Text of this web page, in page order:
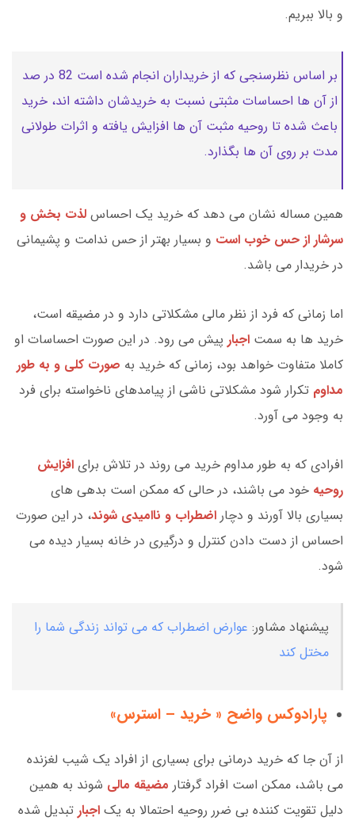
و بالا ببریم.
بر اساس نظرسنجی که از خریداران انجام شده است 82 در صد
از آن ها احساسات مثبتی نسبت به خریدشان داشته اند، خرید
باعث شده تا روحیه مثبت آن ها افزایش یافته و اثرات طولانی
مدت بر روی آن ها بگذارد.
همین مساله نشان می دهد که خرید یک احساس لذت بخش و
سرشار از حس خوب است و بسیار بهتر از حس ندامت و پشیمانی
در خریدار می باشد.
اما زمانی که فرد از نظر مالی مشکلاتی دارد و در مضیقه است،
خرید ها به سمت اجبار پیش می رود. در این صورت احساسات او
کاملا متفاوت خواهد بود، زمانی که خرید به صورت کلی و به طور
مداوم تکرار شود مشکلاتی ناشی از پیامدهای ناخواسته برای فرد
به وجود می آورد.
افرادی که به طور مداوم خرید می روند در تلاش برای افزایش
روحیه خود می باشند، در حالی که ممکن است بدهی های
بسیاری بالا آورند و دچار اضطراب و ناامیدی شوند، در این صورت
احساس از دست دادن کنترل و درگیری در خانه بسیار دیده می
شود.
پیشنهاد مشاور: عوارض اضطراب که می تواند زندگی شما را
مختل کند
پارادوکس واضح « خرید – استرس»
از آن جا که خرید درمانی برای بسیاری از افراد یک شیب لغزنده
می باشد، ممکن است افراد گرفتار مضیقه مالی شوند به همین
دلیل تقویت کننده بی ضرر روحیه احتمالا به یک اجبار تبدیل شده